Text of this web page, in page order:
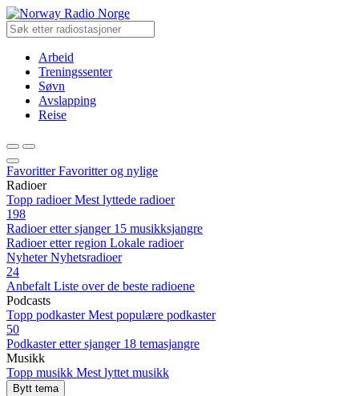
Radio Norge
Arbeid
Treningssenter
Søvn
Avslapping
Reise
Favoritter Favoritter og nylige
Radioer
Topp radioer Mest lyttede radioer
198
Radioer etter sjanger 15 musikksjangre
Radioer etter region Lokale radioer
Nyheter Nyhetsradioer
24
Anbefalt Liste over de beste radioene
Podcasts
Topp podkaster Mest populære podkaster
50
Podkaster etter sjanger 18 temasjangre
Musikk
Topp musikk Mest lyttet musikk
Bytt tema